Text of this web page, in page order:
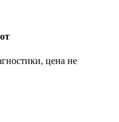
цена не